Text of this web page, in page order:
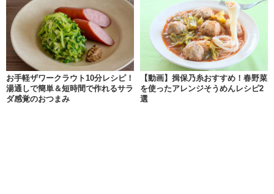
お手軽ザワークラウト10分レシピ！
湯通しで簡単＆短時間で作れるサラ
ダ感覚のおつまみ
【動画】揖保乃糸おすすめ！春野菜
を使ったアレンジそうめんレシピ2
選